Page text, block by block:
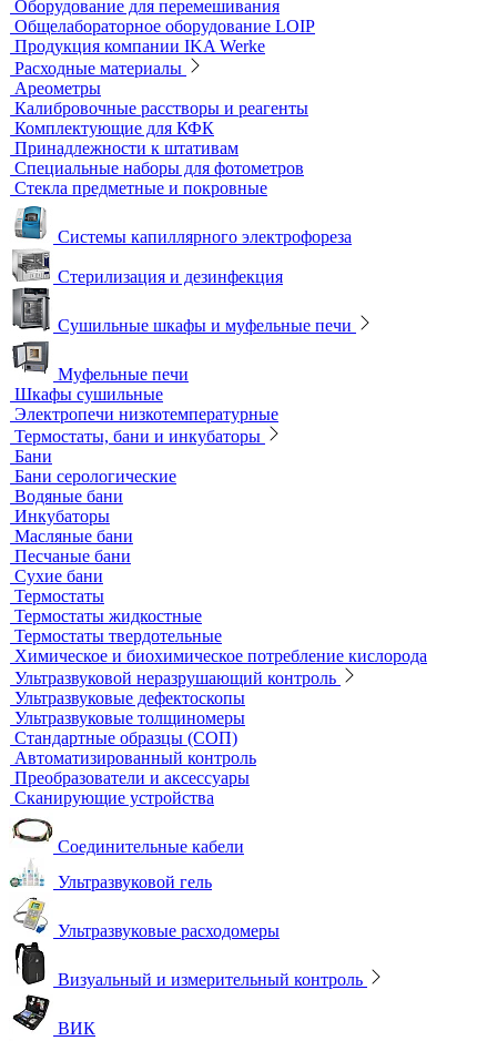
Песчаные бани
Оборудование для лабораторий пищевой
промышленности и ветеринарии
Оборудование для отбора проб воздуха
Аналитичесике фильтры
Аспираторы
Пробоотборники
Сорбционные трубки
Оборудование для перемешивания
Общелабораторное оборудование LOIP
Продукция компании IKA Werke
Расходные материалы
Ареометры
Калибровочные расстворы и реагенты
Комплектующие для КФК
Принадлежности к штативам
Специальные наборы для фотометров
Стекла предметные и покровные
Системы капиллярного электрофореза
Стерилизация и дезинфекция
Сушильные шкафы и муфельные печи
Муфельные печи
Шкафы сушильные
Электропечи низкотемпературные
Термостаты, бани и инкубаторы
Бани
Бани серологические
Водяные бани
Инкубаторы
Масляные бани
Песчаные бани
Сухие бани
Термостаты
Термостаты жидкостные
Термостаты твердотельные
Химическое и биохимическое потребление кислорода
Ультразвуковой неразрушающий контроль
Ультразвуковые дефектоскопы
Ультразвуковые толщиномеры
Стандартные образцы (СОП)
Автоматизированный контроль
Преобразователи и аксессуары
Сканирующие устройства